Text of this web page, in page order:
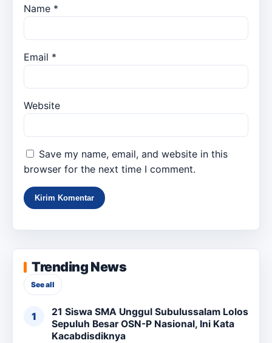
Name *
Email *
Website
Save my name, email, and website in this
browser for the next time I comment.
Trending News
See all
21 Siswa SMA Unggul Subulussalam Lolos
Sepuluh Besar OSN-P Nasional, Ini Kata
Kacabdisdiknya